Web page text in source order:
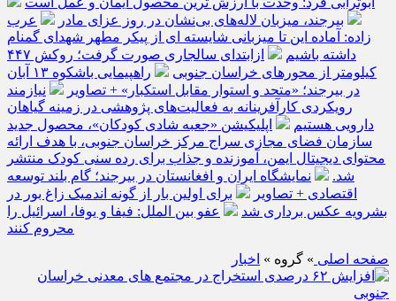
بیرجند، میزبان لاله‌های بی‌نشان در روز عزای مادر
عرب
زاده: آماده این تا میزبانی شایسته ای از پیکر مطهر شهدای گمنام
داشته باشیم
ازابتدای سالجاری صورت گرفت؛ روکش ۴۴۷
کیلومتر از محورهای خراسان جنوبی
راهپیمایی باشکوه ۱۳ آبان
در بیرجند؛ «متحد و استوار مقابل استکبار» + تصاویر
نیازمند
رویکردی کارآفرینانه به فعالیت‌های پژوهشی در زمینه گیاهان
دارویی هستیم
اپلیکیشن «جعبه شادی کودکان»، محصول جدید
سازمان فضای مجازی سراج مرکز خراسان جنوبی، با هدف ارائه
محتوای دیجیتال ایمن، آموزنده و جذاب برای رده سنی کودک منتشر
شد.
نمایشگاه ایران و افغانستان در بیرجند؛ گام بلند توسعه
اقتصادی + تصاویر
برای اولین بار از گونه اندمیک زاغ بور در
بشرویه عکس برداری شد
عفو بین الملل: فیفا و یوفا، اسرائیل را
محروم کنند
صفحه اصلی » گروه » اخبار